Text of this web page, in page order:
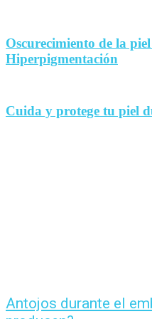
Oscurecimiento de la
Hiperpigmentación
Cuida y protege tu piel
Antojos durante el